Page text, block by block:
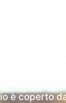
è coperto